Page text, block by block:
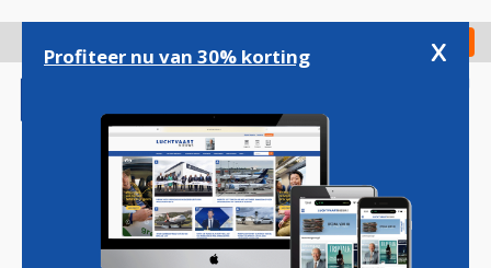
gaan
Check in
Magazine Podcasts Vacatures
Profiteer nu van 30% korting x